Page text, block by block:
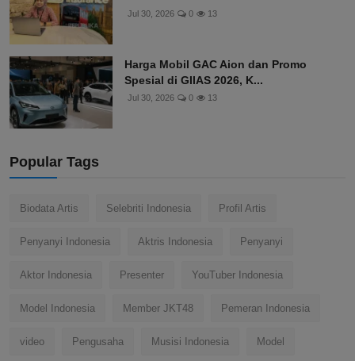
Jul 30, 2026 0 13
Harga Mobil GAC Aion dan Promo
Spesial di GIIAS 2026, K...
Jul 30, 2026 0 13
Popular Tags
Biodata Artis Selebriti Indonesia Profil Artis
Penyanyi Indonesia Aktris Indonesia Penyanyi
Aktor Indonesia Presenter YouTuber Indonesia
Model Indonesia Member JKT48 Pemeran Indonesia
video Pengusaha Musisi Indonesia Model